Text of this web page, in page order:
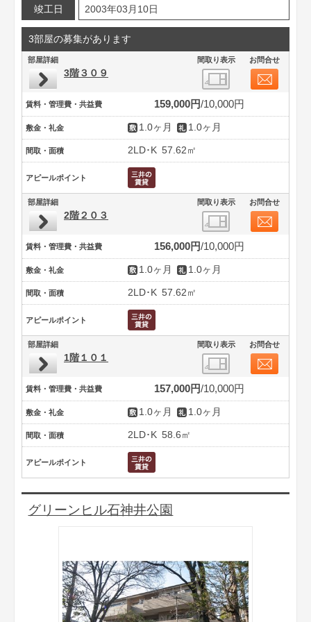
竣工日 2003年03月10日
3部屋の募集があります
部屋詳細 間取り表示 お問合せ
3階３０９
賃料・管理費・共益費 159,000円 10,000円
敷金・礼金 1.0ヶ月 1.0ヶ月
間取・面積 2LD･K 57.62㎡
アピールポイント
部屋詳細 間取り表示 お問合せ
2階２０３
賃料・管理費・共益費 156,000円 10,000円
敷金・礼金 1.0ヶ月 1.0ヶ月
間取・面積 2LD･K 57.62㎡
アピールポイント
部屋詳細 間取り表示 お問合せ
1階１０１
賃料・管理費・共益費 157,000円 10,000円
敷金・礼金 1.0ヶ月 1.0ヶ月
間取・面積 2LD･K 58.6㎡
アピールポイント
グリーンヒル石神井公園